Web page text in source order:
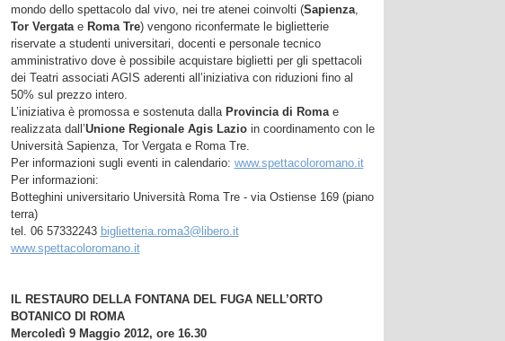
mondo dello spettacolo dal vivo, nei tre atenei coinvolti (Sapienza,
Tor Vergata e Roma Tre) vengono riconfermate le biglietterie
riservate a studenti universitari, docenti e personale tecnico
amministrativo dove è possibile acquistare biglietti per gli spettacoli
dei Teatri associati AGIS aderenti all’iniziativa con riduzioni fino al
50% sul prezzo intero.
L’iniziativa è promossa e sostenuta dalla Provincia di Roma e
realizzata dall’Unione Regionale Agis Lazio in coordinamento con le
Università Sapienza, Tor Vergata e Roma Tre.
Per informazioni sugli eventi in calendario: www.spettacoloromano.it
Per informazioni:
Botteghini universitario Università Roma Tre - via Ostiense 169 (piano
terra)
tel. 06 57332243 biglietteria.roma3@libero.it
www.spettacoloromano.it
IL RESTAURO DELLA FONTANA DEL FUGA NELL’ORTO
BOTANICO DI ROMA
Mercoledì 9 Maggio 2012, ore 16.30